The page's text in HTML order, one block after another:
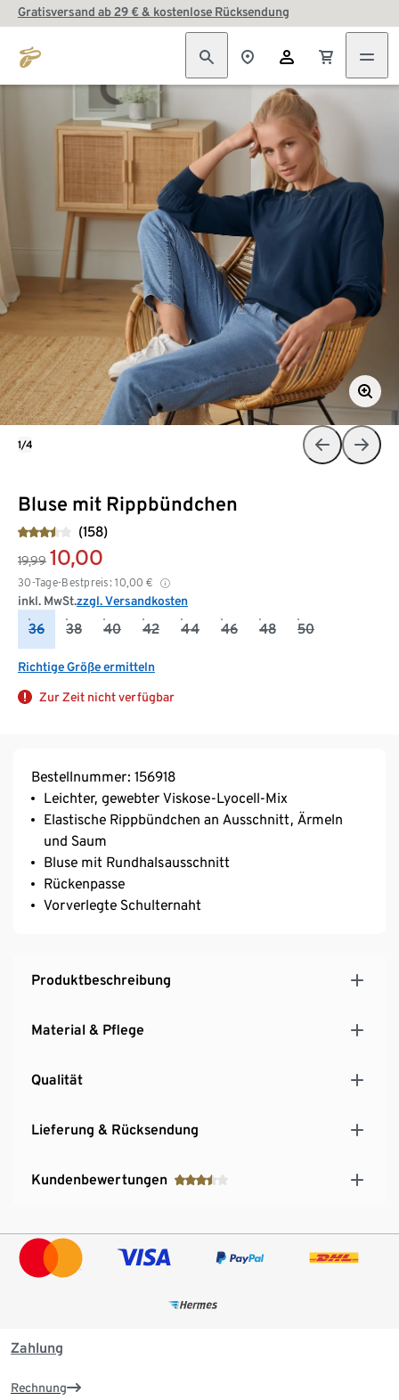
Gratisversand ab 29 € & kostenlose Rücksendung
Bluse mit Rippbündchen
(158)
19,99 10,00
30-Tage-Bestpreis: 10,00 €
inkl. MwSt.zzgl. Versandkosten
36 38 40 42 44 46 48 50
Richtige Größe ermitteln
Zur Zeit nicht verfügbar
1/4
Bestellnummer: 156918
Leichter, gewebter Viskose-Lyocell-Mix
Elastische Rippbündchen an Ausschnitt, Ärmeln
und Saum
Bluse mit Rundhalsausschnitt
Rückenpasse
Vorverlegte Schulternaht
Produktbeschreibung
Material & Pflege
Qualität
Lieferung & Rücksendung
Kundenbewertungen
Zahlung
Rechnung